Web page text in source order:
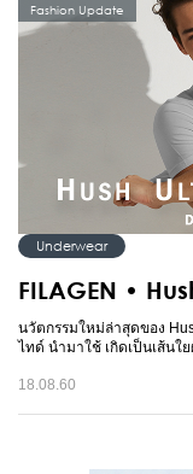
Fashion Update
Underwear
FILAGEN •
นวัตกรรมใหม่ล่าสุดของ
ไทด์ นำมาใช้ เกิดเป็นเส้นใ
18.08.60